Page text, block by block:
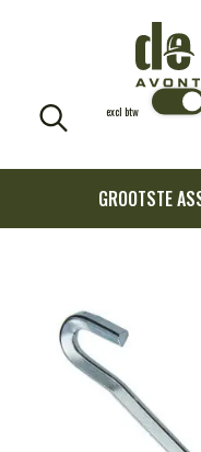
excl btw
GROOTSTE